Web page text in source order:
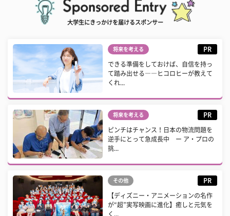
大学生にきっかけを届けるスポンサー
将来を考える PR
できる準備をしておけば、自信を持っ
て踏み出せる――ヒコロヒーが教えて
くれ...
将来を考える PR
ピンチはチャンス！日本の物流問題を
逆手にとって急成長中 ー ア・プロの
挑...
その他 PR
【ディズニー・アニメーションの名作
が“超”実写映画に進化】癒しと元気を
く...